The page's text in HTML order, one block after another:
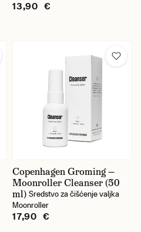
13,90 €
Copenhagen Groming —
Moonroller Cleanser (50
ml) Sredstvo za čišćenje valjka
Moonroller
17,90 €